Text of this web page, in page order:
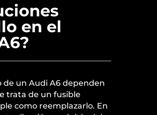
en el
de un Audi A6 dependen
trata de un fusible
como reemplazarlo. En